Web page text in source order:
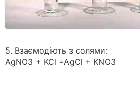
5. Взаємодіють з солями:
AgNO3 + KCl =AgCl + KNO3